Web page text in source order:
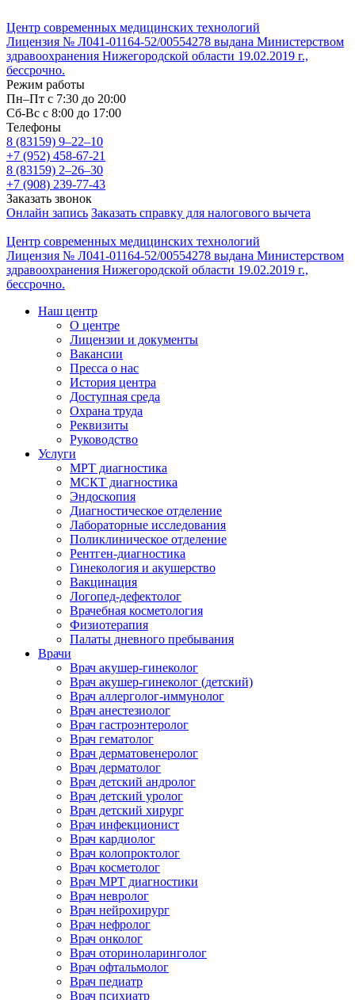
Центр современных медицинских технологий
Лицензия № Л041-01164-52/00554278 выдана Министерством
здравоохранения Нижегородской области 19.02.2019 г.,
бессрочно.
Режим работы
Пн–Пт с 7:30 до 20:00
Cб-Вс с 8:00 до 17:00
Телефоны
8 (83159) 9–22–10
+7 (952) 458-67-21
8 (83159) 2–26–30
+7 (908) 239-77-43
Заказать звонок
Онлайн запись Заказать справку для налогового вычета
Центр современных медицинских технологий
Лицензия № Л041-01164-52/00554278 выдана Министерством
здравоохранения Нижегородской области 19.02.2019 г.,
бессрочно.
Наш центр
О центре
Лицензии и документы
Вакансии
Пресса о нас
История центра
Доступная среда
Охрана труда
Реквизиты
Руководство
Услуги
МРТ диагностика
МСКТ диагностика
Эндоскопия
Диагностическое отделение
Лабораторные исследования
Поликлиническое отделение
Рентген-диагностика
Гинекология и акушерство
Вакцинация
Логопед-дефектолог
Врачебная косметология
Физиотерапия
Палаты дневного пребывания
Врачи
Врач акушер-гинеколог
Врач акушер-гинеколог (детский)
Врач аллерголог-иммунолог
Врач анестезиолог
Врач гастроэнтеролог
Врач гематолог
Врач дерматовенеролог
Врач дерматолог
Врач детский андролог
Врач детский уролог
Врач детский хирург
Врач инфекционист
Врач кардиолог
Врач колопроктолог
Врач косметолог
Врач МРТ диагностики
Врач невролог
Врач нейрохирург
Врач нефролог
Врач онколог
Врач оториноларинголог
Врач офтальмолог
Врач педиатр
Врач психиатр